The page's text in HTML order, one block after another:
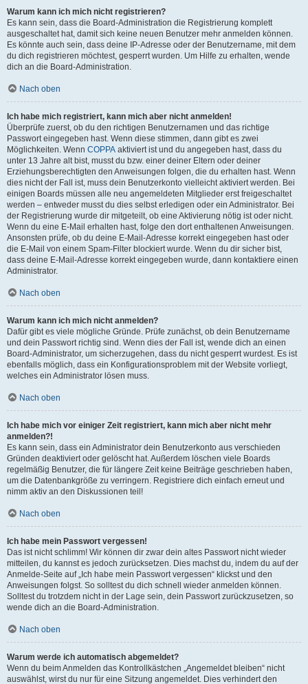
Warum kann ich mich nicht registrieren?
Es kann sein, dass die Board-Administration die Registrierung komplett
ausgeschaltet hat, damit sich keine neuen Benutzer mehr anmelden können.
Es könnte auch sein, dass deine IP-Adresse oder der Benutzername, mit dem
du dich registrieren möchtest, gesperrt wurden. Um Hilfe zu erhalten, wende
dich an die Board-Administration.
Nach oben
Ich habe mich registriert, kann mich aber nicht anmelden!
Überprüfe zuerst, ob du den richtigen Benutzernamen und das richtige
Passwort eingegeben hast. Wenn diese stimmen, dann gibt es zwei
Möglichkeiten. Wenn COPPA aktiviert ist und du angegeben hast, dass du
unter 13 Jahre alt bist, musst du bzw. einer deiner Eltern oder deiner
Erziehungsberechtigten den Anweisungen folgen, die du erhalten hast. Wenn
dies nicht der Fall ist, muss dein Benutzerkonto vielleicht aktiviert werden. Bei
einigen Boards müssen alle neu angemeldeten Mitglieder erst freigeschaltet
werden – entweder musst du dies selbst erledigen oder ein Administrator. Bei
der Registrierung wurde dir mitgeteilt, ob eine Aktivierung nötig ist oder nicht.
Wenn du eine E-Mail erhalten hast, folge den dort enthaltenen Anweisungen.
Ansonsten prüfe, ob du deine E-Mail-Adresse korrekt eingegeben hast oder
die E-Mail von einem Spam-Filter blockiert wurde. Wenn du dir sicher bist,
dass deine E-Mail-Adresse korrekt eingegeben wurde, dann kontaktiere einen
Administrator.
Nach oben
Warum kann ich mich nicht anmelden?
Dafür gibt es viele mögliche Gründe. Prüfe zunächst, ob dein Benutzername
und dein Passwort richtig sind. Wenn dies der Fall ist, wende dich an einen
Board-Administrator, um sicherzugehen, dass du nicht gesperrt wurdest. Es ist
ebenfalls möglich, dass ein Konfigurationsproblem mit der Website vorliegt,
welches ein Administrator lösen muss.
Nach oben
Ich habe mich vor einiger Zeit registriert, kann mich aber nicht mehr
anmelden?!
Es kann sein, dass ein Administrator dein Benutzerkonto aus verschieden
Gründen deaktiviert oder gelöscht hat. Außerdem löschen viele Boards
regelmäßig Benutzer, die für längere Zeit keine Beiträge geschrieben haben,
um die Datenbankgröße zu verringern. Registriere dich einfach erneut und
nimm aktiv an den Diskussionen teil!
Nach oben
Ich habe mein Passwort vergessen!
Das ist nicht schlimm! Wir können dir zwar dein altes Passwort nicht wieder
mitteilen, du kannst es jedoch zurücksetzen. Dies machst du, indem du auf der
Anmelde-Seite auf „Ich habe mein Passwort vergessen“ klickst und den
Anweisungen folgst. So solltest du dich schnell wieder anmelden können.
Solltest du trotzdem nicht in der Lage sein, dein Passwort zurückzusetzen, so
wende dich an die Board-Administration.
Nach oben
Warum werde ich automatisch abgemeldet?
Wenn du beim Anmelden das Kontrollkästchen „Angemeldet bleiben“ nicht
auswählst, wirst du nur für eine Sitzung angemeldet. Dies verhindert den